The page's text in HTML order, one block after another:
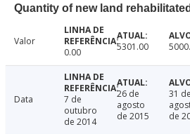
Quantity of new land
Valor
0.00
5301.00
Data
7 de
outubro
de 2014
26 de
agosto
de 2015
31 de
de